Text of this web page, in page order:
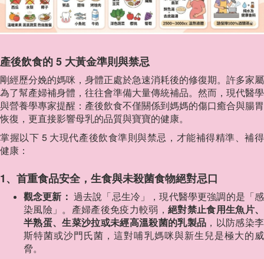
產後飲食的 5 大黃金準則與禁忌
剛經歷分娩的媽咪，身體正處於急速消耗後的修復期。許多家屬
為了幫產婦補身體，往往會準備大量傳統補品。然而，現代醫學
與營養學專家提醒：產後飲食不僅關係到媽媽的傷口癒合與腸胃
恢復，更直接影響母乳的品質與寶寶的健康。
掌握以下 5 大現代產後飲食準則與禁忌，才能補得精準、補得
健康：
1、首重食品安全，生食與未殺菌食物絕對忌口
觀念更新： 過去說「忌生冷」，現代醫學更強調的是「感
染風險」。產婦產後免疫力較弱， 絕對禁止食用生魚片、
半熟蛋、生菜沙拉或未經高溫殺菌的乳製品 ，以防感染李
斯特菌或沙門氏菌，這對哺乳媽咪與新生兒是極大的威
脅。